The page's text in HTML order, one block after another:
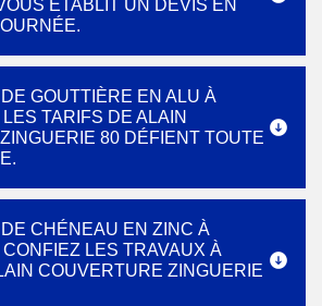
ÉTABLIT UN DEVIS EN
GOUTTIÈRE EN ALU À
TARIFS DE ALAIN
80 DÉFIENT TOUTE
CHÉNEAU EN ZINC À
LES TRAVAUX À
COUVERTURE ZINGUERIE